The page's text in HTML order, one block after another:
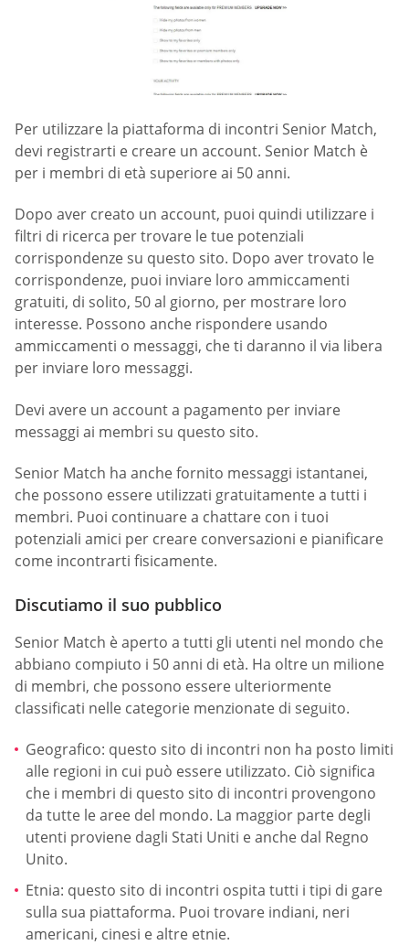
Per utilizzare la piattaforma di incontri Senior Match,
devi registrarti e creare un account. Senior Match è
per i membri di età superiore ai 50 anni.
Dopo aver creato un account, puoi quindi utilizzare i
filtri di ricerca per trovare le tue potenziali
corrispondenze su questo sito. Dopo aver trovato le
corrispondenze, puoi inviare loro ammiccamenti
gratuiti, di solito, 50 al giorno, per mostrare loro
interesse. Possono anche rispondere usando
ammiccamenti o messaggi, che ti daranno il via libera
per inviare loro messaggi.
Devi avere un account a pagamento per inviare
messaggi ai membri su questo sito.
Senior Match ha anche fornito messaggi istantanei,
che possono essere utilizzati gratuitamente a tutti i
membri. Puoi continuare a chattare con i tuoi
potenziali amici per creare conversazioni e pianificare
come incontrarti fisicamente.
Discutiamo il suo pubblico
Senior Match è aperto a tutti gli utenti nel mondo che
abbiano compiuto i 50 anni di età. Ha oltre un milione
di membri, che possono essere ulteriormente
classificati nelle categorie menzionate di seguito.
Geografico: questo sito di incontri non ha posto limiti
alle regioni in cui può essere utilizzato. Ciò significa
che i membri di questo sito di incontri provengono
da tutte le aree del mondo. La maggior parte degli
utenti proviene dagli Stati Uniti e anche dal Regno
Unito.
Etnia: questo sito di incontri ospita tutti i tipi di gare
sulla sua piattaforma. Puoi trovare indiani, neri
americani, cinesi e altre etnie.